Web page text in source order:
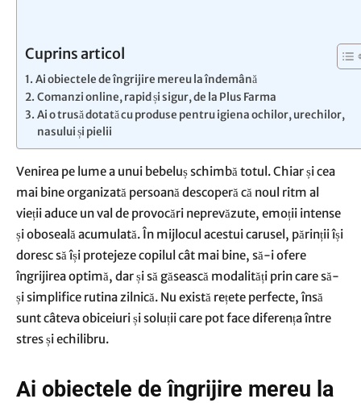
Cuprins articol
Ai obiectele de îngrijire mereu la îndemână
Comanzi online, rapid și sigur, de la Plus Farma
Ai o trusă dotată cu produse pentru igiena ochilor, urechilor,
nasului și pielii
Venirea pe lume a unui bebeluș schimbă totul. Chiar și cea
mai bine organizată persoană descoperă că noul ritm al
vieții aduce un val de provocări neprevăzute, emoții intense
și oboseală acumulată. În mijlocul acestui carusel, părinții își
doresc să își protejeze copilul cât mai bine, să-i ofere
îngrijirea optimă, dar și să găsească modalități prin care să-
și simplifice rutina zilnică. Nu există rețete perfecte, însă
sunt câteva obiceiuri și soluții care pot face diferența între
stres și echilibru.
Ai obiectele de îngrijire mereu la